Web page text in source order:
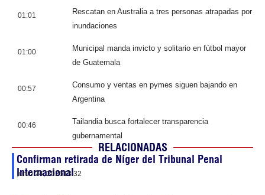
01:01
Rescatan en Australia a tres personas atrapadas por
inundaciones
01:00
Municipal manda invicto y solitario en fútbol mayor
de Guatemala
00:57
Consumo y ventas en pymes siguen bajando en
Argentina
00:46
Tailandia busca fortalecer transparencia
gubernamental
RELACIONADAS
Confirman retirada de Níger del Tribunal Penal
Internacional
junio 24, 202613:32